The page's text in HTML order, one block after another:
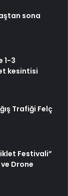
sona
1-3
kesintisi
Trafiği Felç
Festivali”
Drone